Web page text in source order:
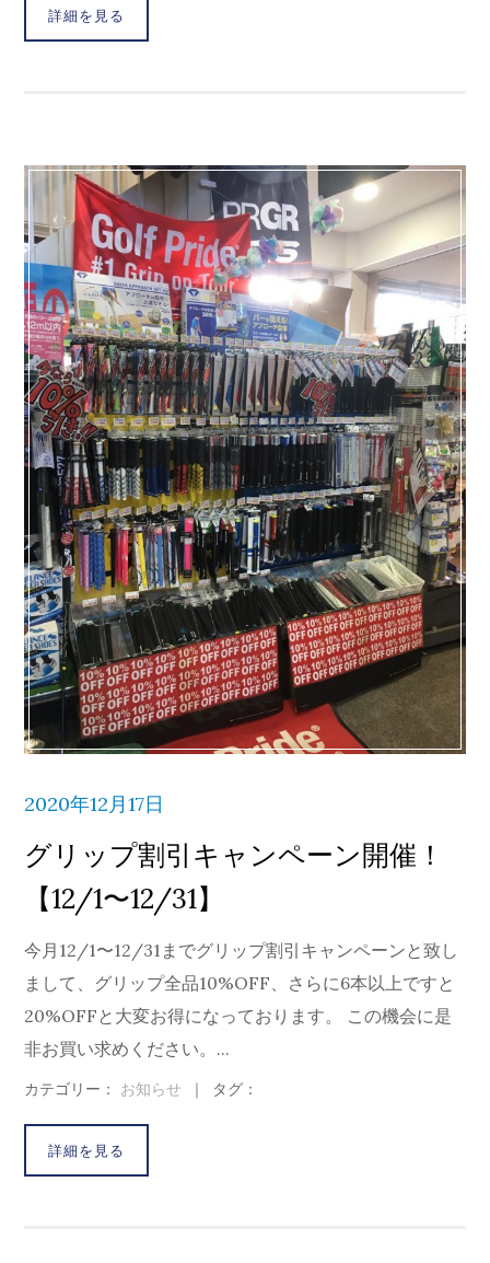
詳細を見る
2020年12月17日
グリップ割引キャンペーン開催！
【12/1〜12/31】
今月12/1〜12/31までグリップ割引キャンペーンと致し
まして、グリップ全品10%OFF、さらに6本以上ですと
20%OFFと大変お得になっております。 この機会に是
非お買い求めください。...
カテゴリー： お知らせ ｜ タグ：
詳細を見る